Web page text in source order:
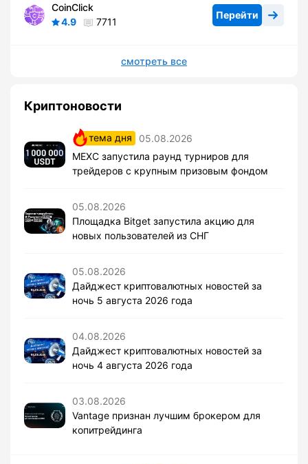
CoinClick
4.9
7711
Перейти
смотреть все
Криптоновости
тема дня
05.08.2026
MEXC запустила раунд турниров для
трейдеров с крупным призовым фондом
05.08.2026
Площадка Bitget запустила акцию для
новых пользователей из СНГ
05.08.2026
Дайджест криптовалютных новостей за
ночь 5 августа 2026 года
04.08.2026
Дайджест криптовалютных новостей за
ночь 4 августа 2026 года
03.08.2026
Vantage признан лучшим брокером для
копитрейдинга